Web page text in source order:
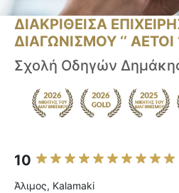
ΔΙΑΚΡΙΘΕΙΣΑ
ΔΙΑΓΩΝΙΣΜΟΥ ‘’ ΑΕΤΟΙ
Σχολή Οδηγών
10
Άλιμος, Kalamaki